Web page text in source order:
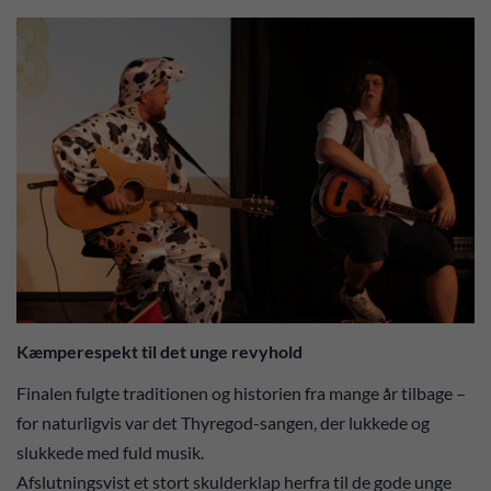
Kæmperespekt til det unge revyhold
Finalen fulgte traditionen og historien fra mange år tilbage –
for naturligvis var det Thyregod-sangen, der lukkede og
slukkede med fuld musik.
Afslutningsvist et stort skulderklap herfra til de gode unge